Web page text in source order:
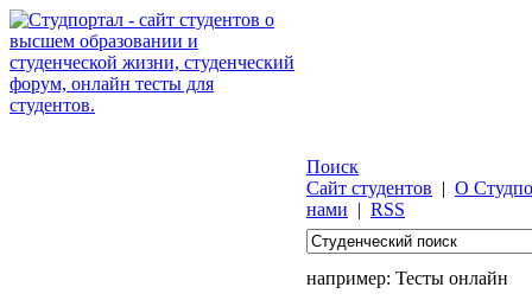
Поиск
Сайт студентов | О
нами | RSS
например: Тесты онлайн